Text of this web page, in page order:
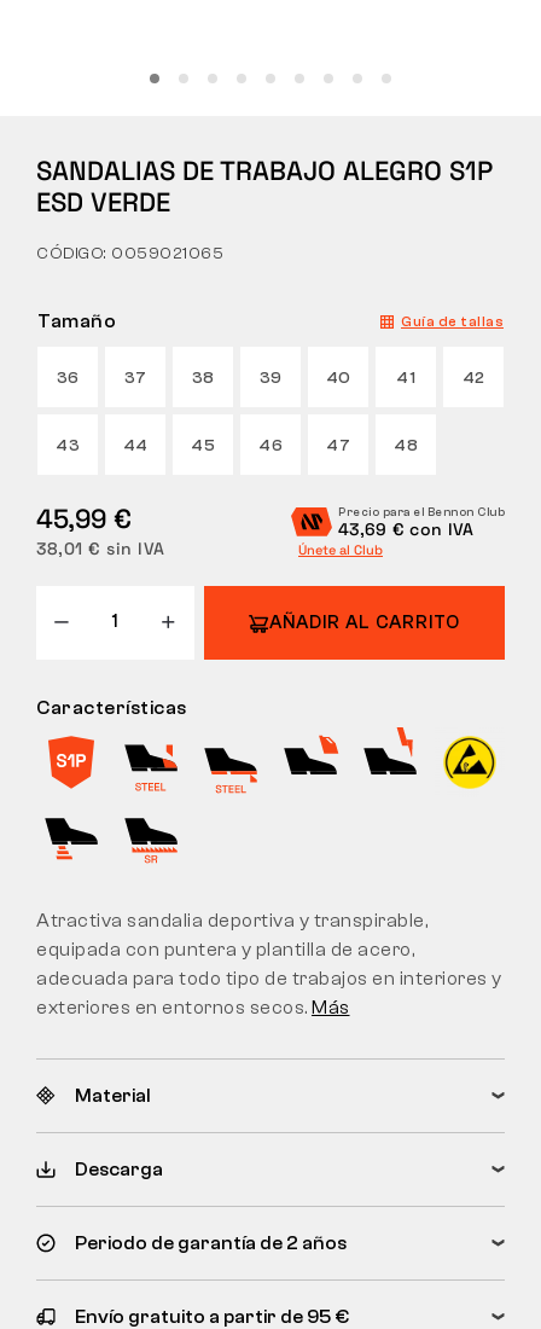
SOBRE NOSOTROS
DEVOLUCIONES
SANDALIAS DE TRABAJO ALEGRO S1P
ESD VERDE
CÓDIGO: 0059021065
Tamaño Guía de tallas
36 37 38 39 40 41 42
43 44 45 46 47 48
45,99 €
38,01 € sin IVA
Precio para el Bennon Club
43,69 € con IVA
Únete al Club
AÑADIR AL CARRITO
Características
Atractiva sandalia deportiva y transpirable,
equipada con puntera y plantilla de acero,
adecuada para todo tipo de trabajos en interiores y
exteriores en entornos secos. Más
Material
Descarga
Periodo de garantía de 2 años
Envío gratuito a partir de 95 €